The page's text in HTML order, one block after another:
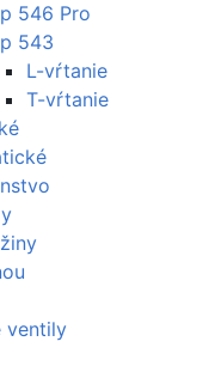
546 Pro
543
L-vŕtanie
T-vŕtanie
ventily